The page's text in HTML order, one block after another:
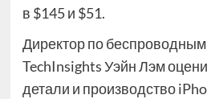
в $145 и $51.
Директор по
TechInsights Уэйн Лэм
детали и производство